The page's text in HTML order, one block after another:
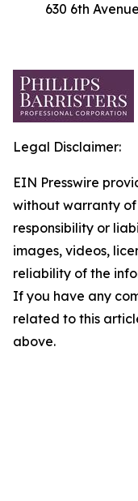
630 6th
Legal Disclaimer:
EIN Presswire
without warranty
responsibility or
images, videos,
reliability of the
If you have any
related to this
above.